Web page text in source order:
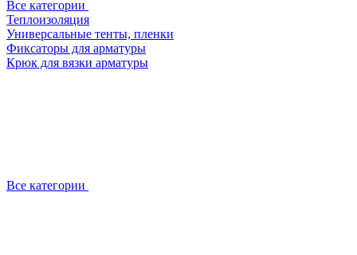
Все категории
Теплоизоляция
Универсальные тенты, пленки
Фиксаторы для арматуры
Крюк для вязки арматуры
Все категории